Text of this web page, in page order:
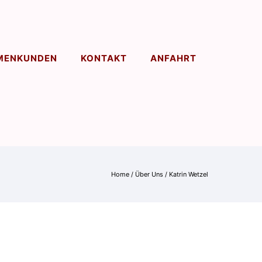
KONTAKT ANFAHRT
Home / Über Uns / Katrin Wetzel